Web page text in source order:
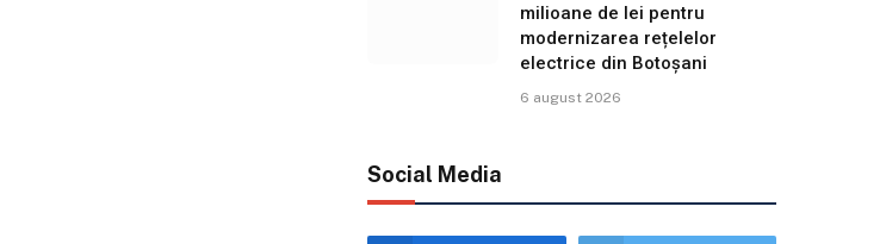
milioane de lei pentru
modernizarea rețelelor
electrice din Botoșani
6 august 2026
Social Media